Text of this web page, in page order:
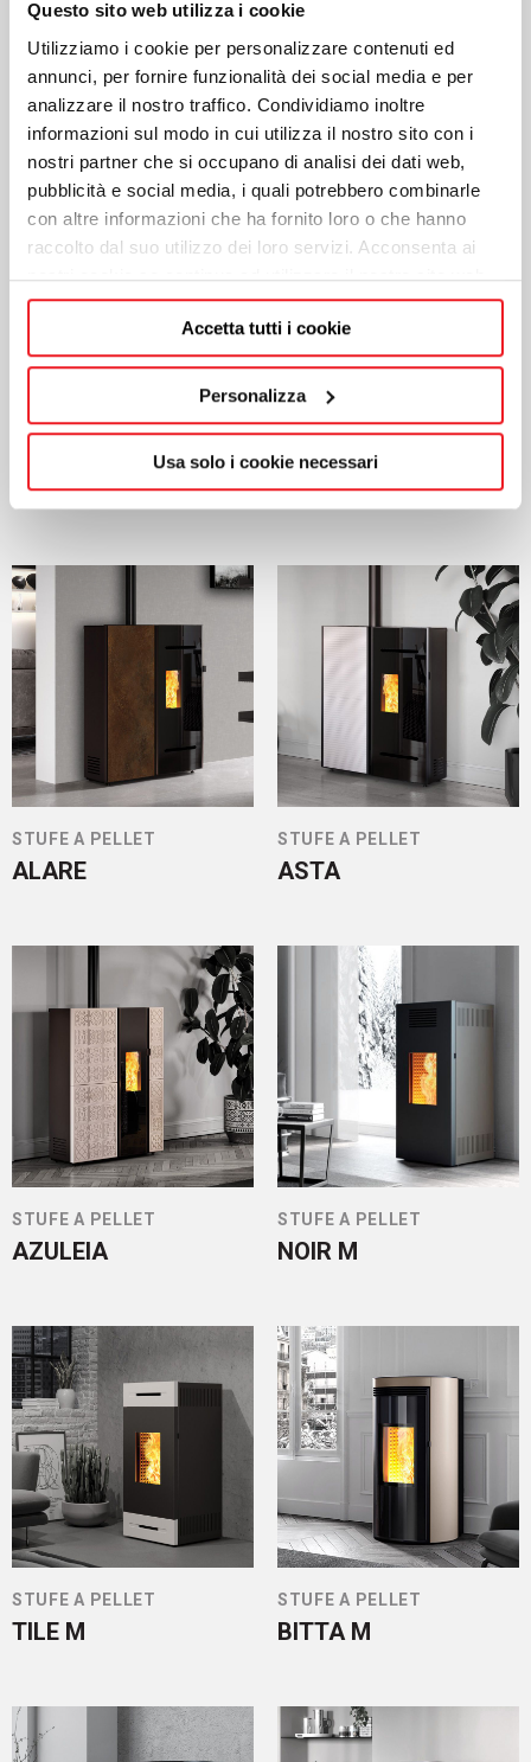
Questo sito web utilizza i cookie
Utilizziamo i cookie per personalizzare contenuti ed
annunci, per fornire funzionalità dei social media e per
analizzare il nostro traffico. Condividiamo inoltre
informazioni sul modo in cui utilizza il nostro sito con i
nostri partner che si occupano di analisi dei dati web,
pubblicità e social media, i quali potrebbero combinarle
con altre informazioni che ha fornito loro o che hanno
raccolto dal suo utilizzo dei loro servizi. Acconsenta ai
nostri cookie se continua ad utilizzare il nostro sito web.
Accetta tutti i cookie
Personalizza
Usa solo i cookie necessari
STUFE A PELLET
EVOCA EVO
STUFE A PELLET
GASSA EVO
STUFE A PELLET
BOLLA EVO
STUFE A PELLET
DUGLIA EP
STUFE A PELLET
ALARE
STUFE A PELLET
ASTA
STUFE A PELLET
AZULEIA
STUFE A PELLET
NOIR M
STUFE A PELLET
TILE M
STUFE A PELLET
BITTA M